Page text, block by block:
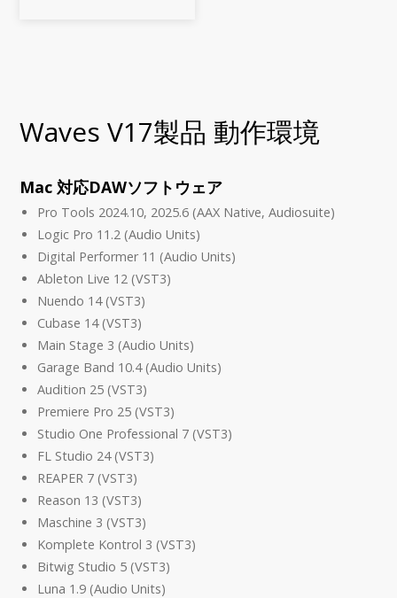
Waves V17製品 動作環境
Mac 対応DAWソフトウェア
Pro Tools 2024.10, 2025.6 (AAX Native, Audiosuite)
Logic Pro 11.2 (Audio Units)
Digital Performer 11 (Audio Units)
Ableton Live 12 (VST3)
Nuendo 14 (VST3)
Cubase 14 (VST3)
Main Stage 3 (Audio Units)
Garage Band 10.4 (Audio Units)
Audition 25 (VST3)
Premiere Pro 25 (VST3)
Studio One Professional 7 (VST3)
FL Studio 24 (VST3)
REAPER 7 (VST3)
Reason 13 (VST3)
Maschine 3 (VST3)
Komplete Kontrol 3 (VST3)
Bitwig Studio 5 (VST3)
Luna 1.9 (Audio Units)